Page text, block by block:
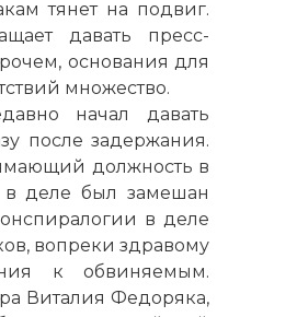
тянет на подвиг.
давать пресс-
основания для
множество.
начал давать
после задержания.
должность в
в деле был замешан
в деле
вопреки здравому
к обвиняемым.
Виталия Федоряка,